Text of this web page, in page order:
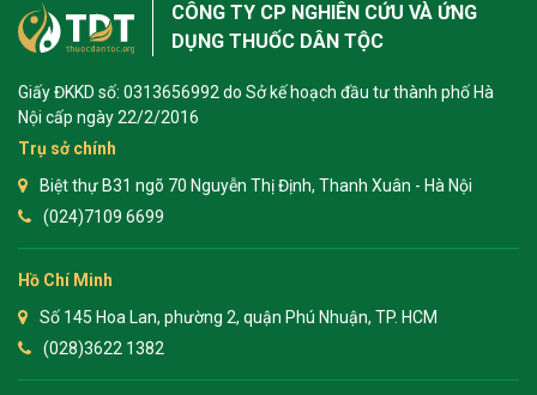
CÔNG TY CP NGHIÊN CỨU VÀ ỨNG
DỤNG THUỐC DÂN TỘC
Giấy ĐKKD số: 0313656992 do Sở kế hoạch đầu tư thành phố Hà
Nội cấp ngày 22/2/2016
Trụ sở chính
Biệt thự B31 ngõ 70 Nguyễn Thị Định, Thanh Xuân - Hà Nội
(024)7109 6699
Hồ Chí Minh
Số 145 Hoa Lan, phường 2, quận Phú Nhuận, TP. HCM
(028)3622 1382